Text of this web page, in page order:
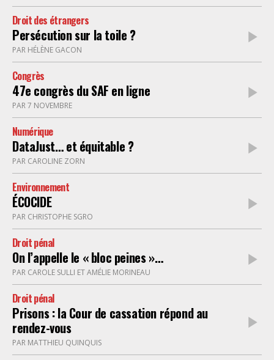
Droit des étrangers
Persécution sur la toile ?
PAR HÉLÈNE GACON
Congrès
47e congrès du SAF en ligne
PAR 7 NOVEMBRE
Numérique
DataJust… et équitable ?
PAR CAROLINE ZORN
Environnement
ÉCOCIDE
PAR CHRISTOPHE SGRO
Droit pénal
On l’appelle le « bloc peines »…
PAR CAROLE SULLI ET AMÉLIE MORINEAU
Droit pénal
Prisons : la Cour de cassation répond au
rendez-vous
PAR MATTHIEU QUINQUIS